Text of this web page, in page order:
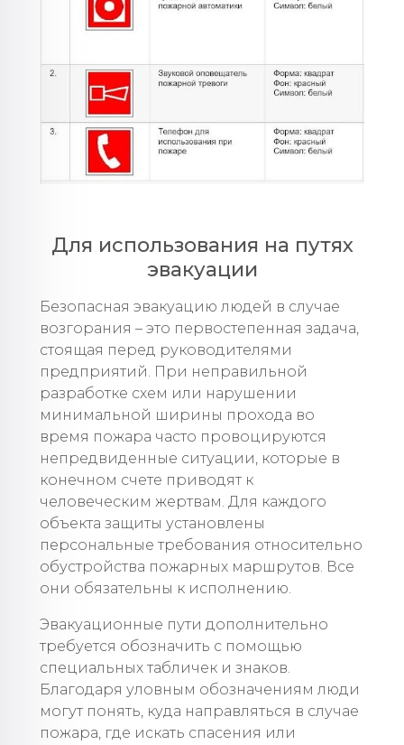
Для использования на путях
эвакуации
Безопасная эвакуацию людей в случае
возгорания – это первостепенная задача,
стоящая перед руководителями
предприятий. При неправильной
разработке схем или нарушении
минимальной ширины прохода во
время пожара часто провоцируются
непредвиденные ситуации, которые в
конечном счете приводят к
человеческим жертвам. Для каждого
объекта защиты установлены
персональные требования относительно
обустройства пожарных маршрутов. Все
они обязательны к исполнению.
Эвакуационные пути дополнительно
требуется обозначить с помощью
специальных табличек и знаков.
Благодаря уловным обозначениям люди
могут понять, куда направляться в случае
пожара, где искать спасения или